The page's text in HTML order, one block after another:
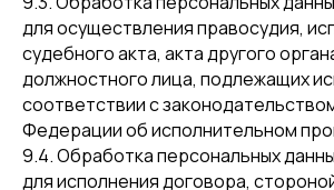
для осуществления правосудия,
судебного акта, акта другого
должностного лица, подлежащих
соответствии с
Федерации об исполнительном
9.4. Обработка персональных
для исполнения договора,